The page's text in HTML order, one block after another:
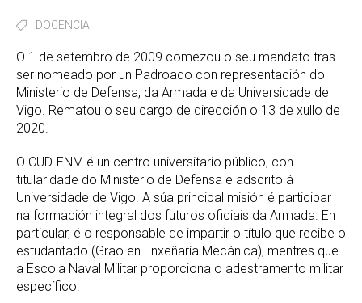
DOCENCIA
O 1 de setembro de 2009 comezou o seu mandato tras
ser nomeado por un Padroado con representación do
Ministerio de Defensa, da Armada e da Universidade de
Vigo. Rematou o seu cargo de dirección o 13 de xullo de
2020.
O CUD-ENM é un centro universitario público, con
titularidade do Ministerio de Defensa e adscrito á
Universidade de Vigo. A súa principal misión é participar
na formación integral dos futuros oficiais da Armada. En
particular, é o responsable de impartir o título que recibe o
estudantado (Grao en Enxeñaría Mecánica), mentres que
a Escola Naval Militar proporciona o adestramento militar
específico.